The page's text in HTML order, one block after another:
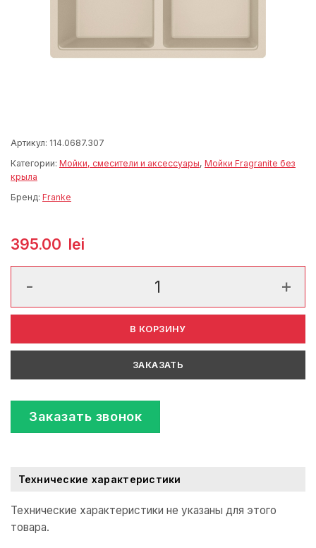
Артикул: 114.0687.307
Категории: Мойки, смесители и аксессуары, Мойки Fragranite без
крыла
Бренд: Franke
395.00 lei
В КОРЗИНУ
ЗАКАЗАТЬ
Заказать звонок
Технические характеристики
Технические характеристики не указаны для этого
товара.